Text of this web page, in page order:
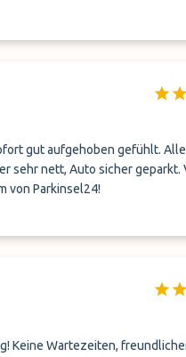
gut aufgehoben gefühlt.
sehr nett, Auto sicher geparkt.
von Parkinsel24!
Keine Wartezeiten,